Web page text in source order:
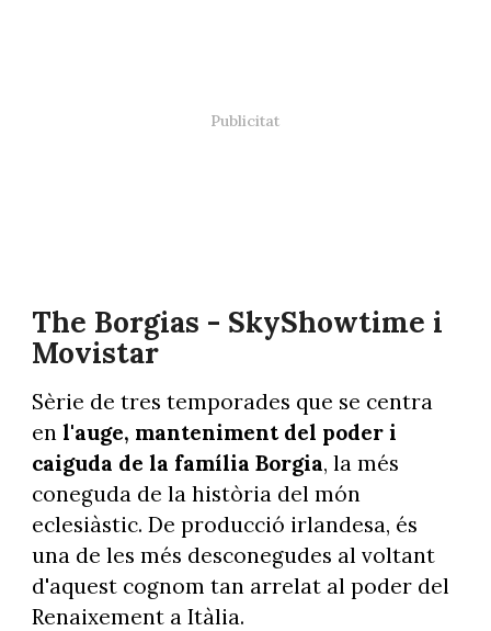
The Borgias - SkyShowtime i
Movistar
Sèrie de tres temporades que se centra
en l'auge, manteniment del poder i
caiguda de la família Borgia, la més
coneguda de la història del món
eclesiàstic. De producció irlandesa, és
una de les més desconegudes al voltant
d'aquest cognom tan arrelat al poder del
Renaixement a Itàlia.